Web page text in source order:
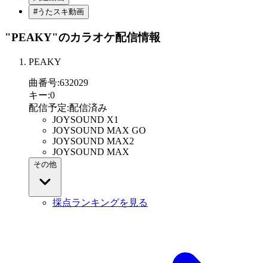
#うたスキ動画
"PEAKY"のカラオケ配信情報
PEAKY
曲番号:632029
キー:0
配信予定:配信済み
JOYSOUND X1
JOYSOUND MAX GO
JOYSOUND MAX2
JOYSOUND MAX
その他
採点ランキングを見る